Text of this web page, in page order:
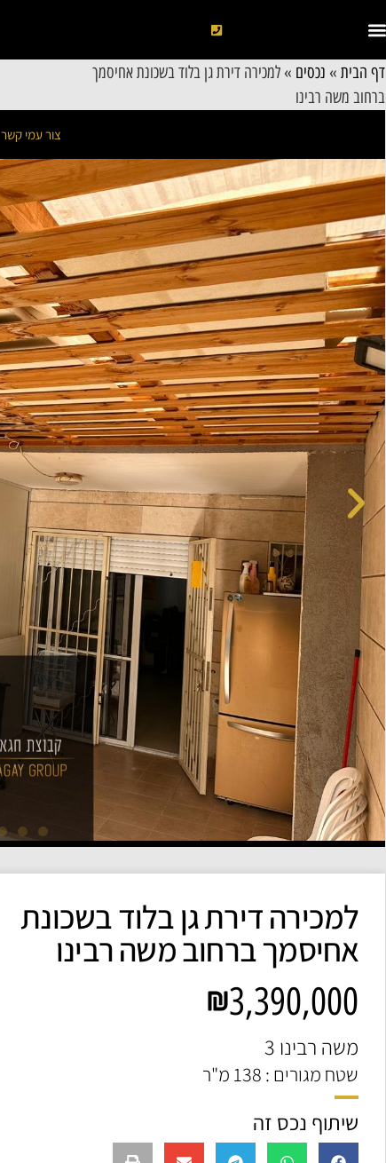
דף הבית» נכסים » למכירה דירת גן בלוד בשכונת אחיסמך
ברחוב משה רבינו
צור עמי קשר
למכירה דירת גן בלוד בשכונת
אחיסמך ברחוב משה רבינו
3,390,000
משה רבינו 3
שטח מגורים : 138 מ"ר
שיתוף נכס זה